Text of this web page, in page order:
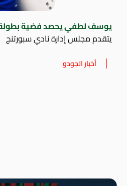
يوسف لطفي يحصد فضية بطولة
يتقدم مجلس إدارة نادي سبورتنج
أخبار الجودو